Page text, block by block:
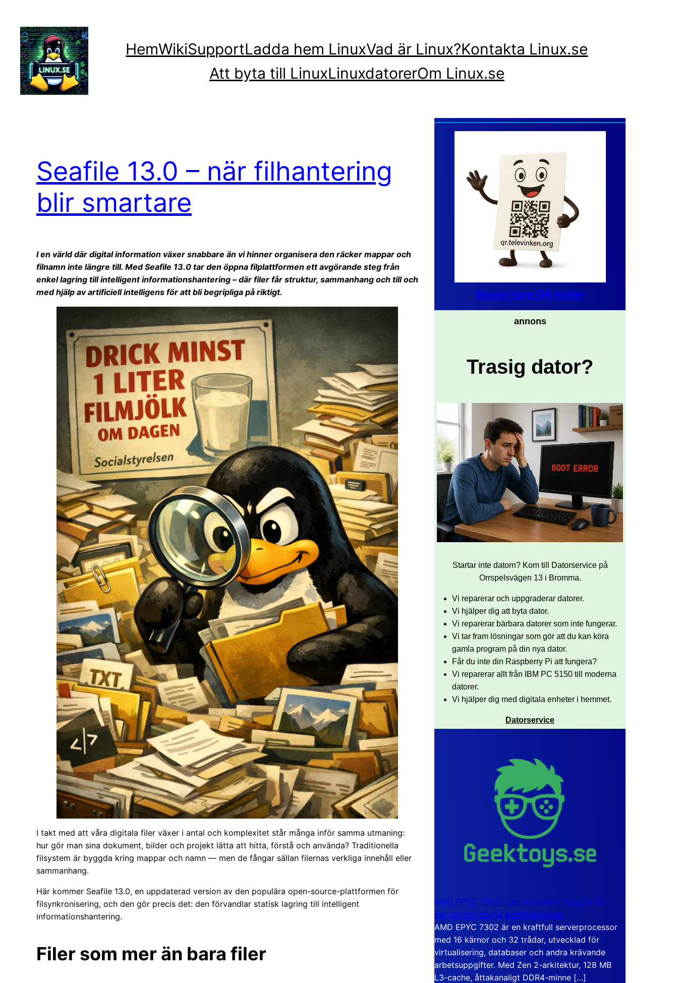
innehåll
HemWikiSupportLadda hem LinuxVad är Linux?Kontakta Linux.se
Att byta till LinuxLinuxdatorerOm Linux.se
Seafile 13.0 – när filhantering
blir smartare
I en värld där digital information växer snabbare än vi hinner organisera den räcker mappar och
filnamn inte längre till. Med Seafile 13.0 tar den öppna filplattformen ett avgörande steg från
enkel lagring till intelligent informationshantering – där filer får struktur, sammanhang och till och
med hjälp av artificiell intelligens för att bli begripliga på riktigt.
I takt med att våra digitala filer växer i antal och komplexitet står många inför samma utmaning:
hur gör man sina dokument, bilder och projekt lätta att hitta, förstå och använda? Traditionella
filsystem är byggda kring mappar och namn — men de fångar sällan filernas verkliga innehåll eller
sammanhang.
Här kommer Seafile 13.0, en uppdaterad version av den populära open-source-plattformen för
filsynkronisering, och den gör precis det: den förvandlar statisk lagring till intelligent
informationshantering.
Filer som mer än bara filer
Skapa egna QR-koder
annons
Trasig dator?
Startar inte datorn? Kom till Datorservice på
Orrspelsvägen 13 i Bromma.
Vi reparerar och uppgraderar datorer.
Vi hjälper dig att byta dator.
Vi reparerar bärbara datorer som inte fungerar.
Vi tar fram lösningar som gör att du kan köra
gamla program på din nya dator.
Får du inte din Raspberry Pi att fungera?
Vi reparerar allt från IBM PC 5150 till moderna
datorer.
Vi hjälper dig med digitala enheter i hemmet.
Datorservice
AMD EPYC 7302 – sexton kärnor byggda för
servrar och tunga arbetsstationer
AMD EPYC 7302 är en kraftfull serverprocessor
med 16 kärnor och 32 trådar, utvecklad för
virtualisering, databaser och andra krävande
arbetsuppgifter. Med Zen 2-arkitektur, 128 MB
L3-cache, åttakanaligt DDR4-minne […]